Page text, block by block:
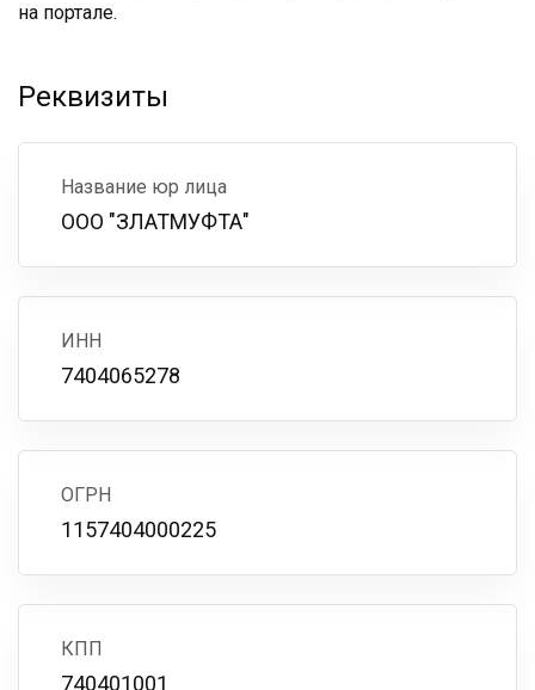
на портале.
Реквизиты
Название юр лица
ООО "ЗЛАТМУФТА"
ИНН
7404065278
ОГРН
1157404000225
КПП
740401001